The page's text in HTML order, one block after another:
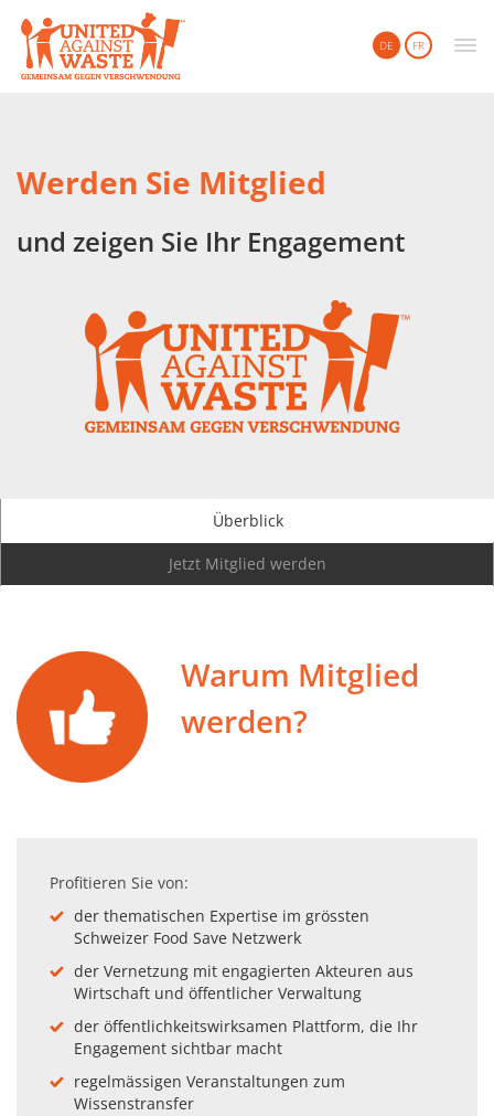
DE FR
Werden Sie Mitglied
und zeigen Sie Ihr Engagement
Überblick
Jetzt Mitglied werden
Warum Mitglied
werden?
Profitieren Sie von:
der thematischen Expertise im grössten
Schweizer Food Save Netzwerk
der Vernetzung mit engagierten Akteuren aus
Wirtschaft und öffentlicher Verwaltung
der öffentlichkeitswirksamen Plattform, die Ihr
Engagement sichtbar macht
regelmässigen Veranstaltungen zum
Wissenstransfer